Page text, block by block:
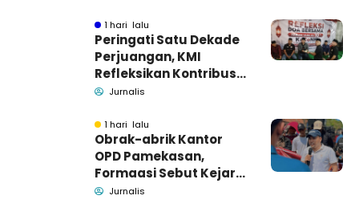
1 hari lalu
Peringati Satu Dekade
Perjuangan, KMI
Refleksikan Kontribusi
untuk Masyarakat
Jurnalis
1 hari lalu
Obrak-abrik Kantor
OPD Pamekasan,
Formaasi Sebut Kejari
Pamekasan
Jurnalis